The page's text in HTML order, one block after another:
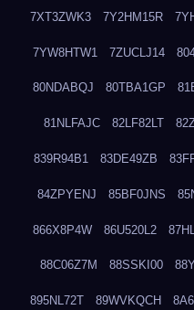
7XT3ZWK3 7Y2HM15R
7YW8HTW1 7ZUCLJ14
80NDABQJ 80TBA1GP
81NLFAJC 82LF82LT
839R94B1 83DE49ZB
84ZPYENJ 85BF0JNS
866X8P4W 86U520L2
88C06Z7M 88SSKI00
895NL72T 89WVKQCH